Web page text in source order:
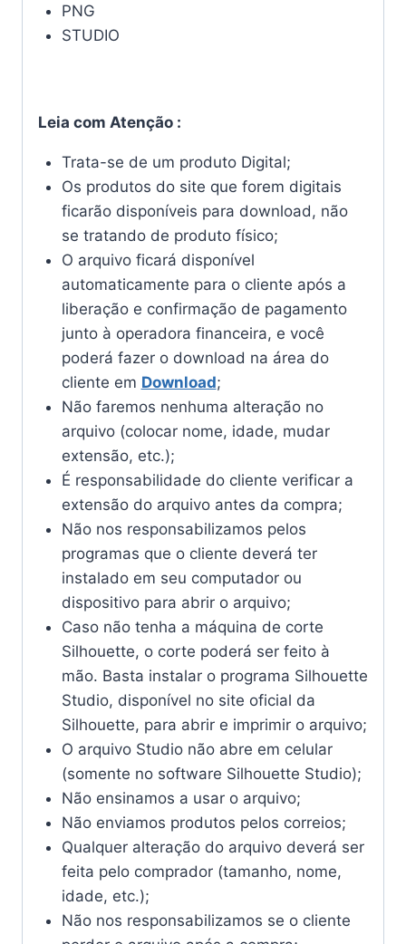
PNG
STUDIO
Leia com Atenção :
Trata-se de um produto Digital;
Os produtos do site que forem digitais
ficarão disponíveis para download, não
se tratando de produto físico;
O arquivo ficará disponível
automaticamente para o cliente após a
liberação e confirmação de pagamento
junto à operadora financeira, e você
poderá fazer o download na área do
cliente em Download;
Não faremos nenhuma alteração no
arquivo (colocar nome, idade, mudar
extensão, etc.);
É responsabilidade do cliente verificar a
extensão do arquivo antes da compra;
Não nos responsabilizamos pelos
programas que o cliente deverá ter
instalado em seu computador ou
dispositivo para abrir o arquivo;
Caso não tenha a máquina de corte
Silhouette, o corte poderá ser feito à
mão. Basta instalar o programa Silhouette
Studio, disponível no site oficial da
Silhouette, para abrir e imprimir o arquivo;
O arquivo Studio não abre em celular
(somente no software Silhouette Studio);
Não ensinamos a usar o arquivo;
Não enviamos produtos pelos correios;
Qualquer alteração do arquivo deverá ser
feita pelo comprador (tamanho, nome,
idade, etc.);
Não nos responsabilizamos se o cliente